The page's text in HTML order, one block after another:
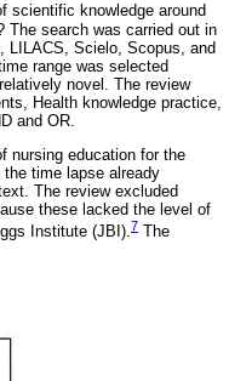
scientific knowledge around
The search was carried out in
LILACS, Scielo, Scopus, and
range was selected
novel. The review
Health knowledge practice,
and OR.
nursing education for the
time lapse already
The review excluded
these lacked the level of
Institute (JBI).7 The